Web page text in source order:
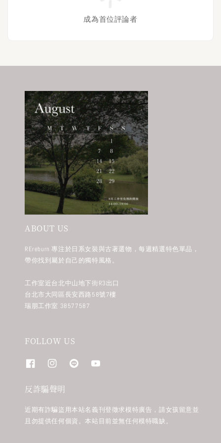
成為首位評論者
ABOUT US
REreburn 專注於日系女裝與古著選物，每週精選特色單品，
帶你找到屬於自己的獨特風格。
工作室近台北中山地下街R3出口
台北市大同區長安西路58號7樓
瑞朋工作室 38577587
FOLLOW US
反詐騙聲明
近期有詐騙盜用本站名義刊登徵求模特廣告，請女孩留意並
且勿提供任何個資。本站目前並無任何模特職缺。